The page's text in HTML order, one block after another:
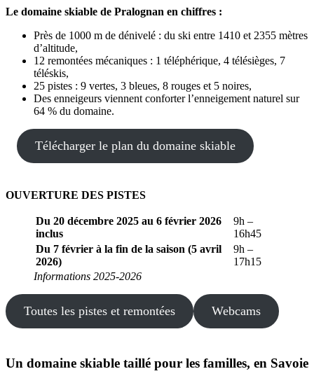
Le domaine skiable de Pralognan en chiffres :
Près de 1000 m de dénivelé : du ski entre 1410 et 2355 mètres
d’altitude,
12 remontées mécaniques : 1 téléphérique, 4 télésièges, 7
téléskis,
25 pistes : 9 vertes, 3 bleues, 8 rouges et 5 noires,
Des enneigeurs viennent conforter l’enneigement naturel sur
64 % du domaine.
Télécharger le plan du domaine skiable
OUVERTURE DES PISTES
Du 20 décembre 2025 au 6 février 2026
inclus
9h –
16h45
Du 7 février à la fin de la saison (5 avril
2026)
9h –
17h15
Informations 2025-2026
Toutes les pistes et remontées Webcams
Un domaine skiable taillé pour les familles, en Savoie